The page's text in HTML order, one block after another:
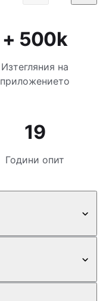
+ 500k
Изтегляния на
приложението
19
Години опит